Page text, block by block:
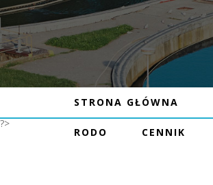
STRONA GŁÓWNA
RODO CENNIK
?>